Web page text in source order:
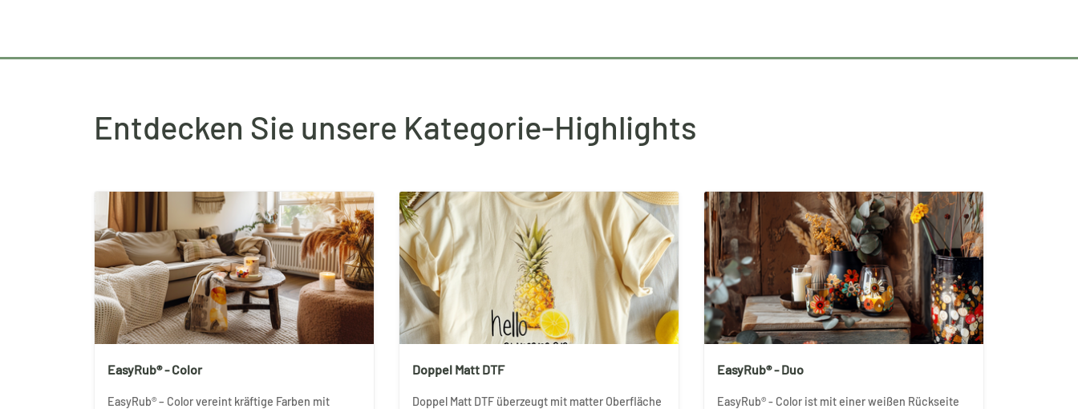
Entdecken Sie unsere Kategorie-Highlights
EasyRub® - Color
EasyRub® – Color vereint kräftige Farben mit
Doppel Matt DTF
Doppel Matt DTF überzeugt mit matter Oberfläche
EasyRub® - Duo
EasyRub® - Color ist mit einer weißen Rückseite